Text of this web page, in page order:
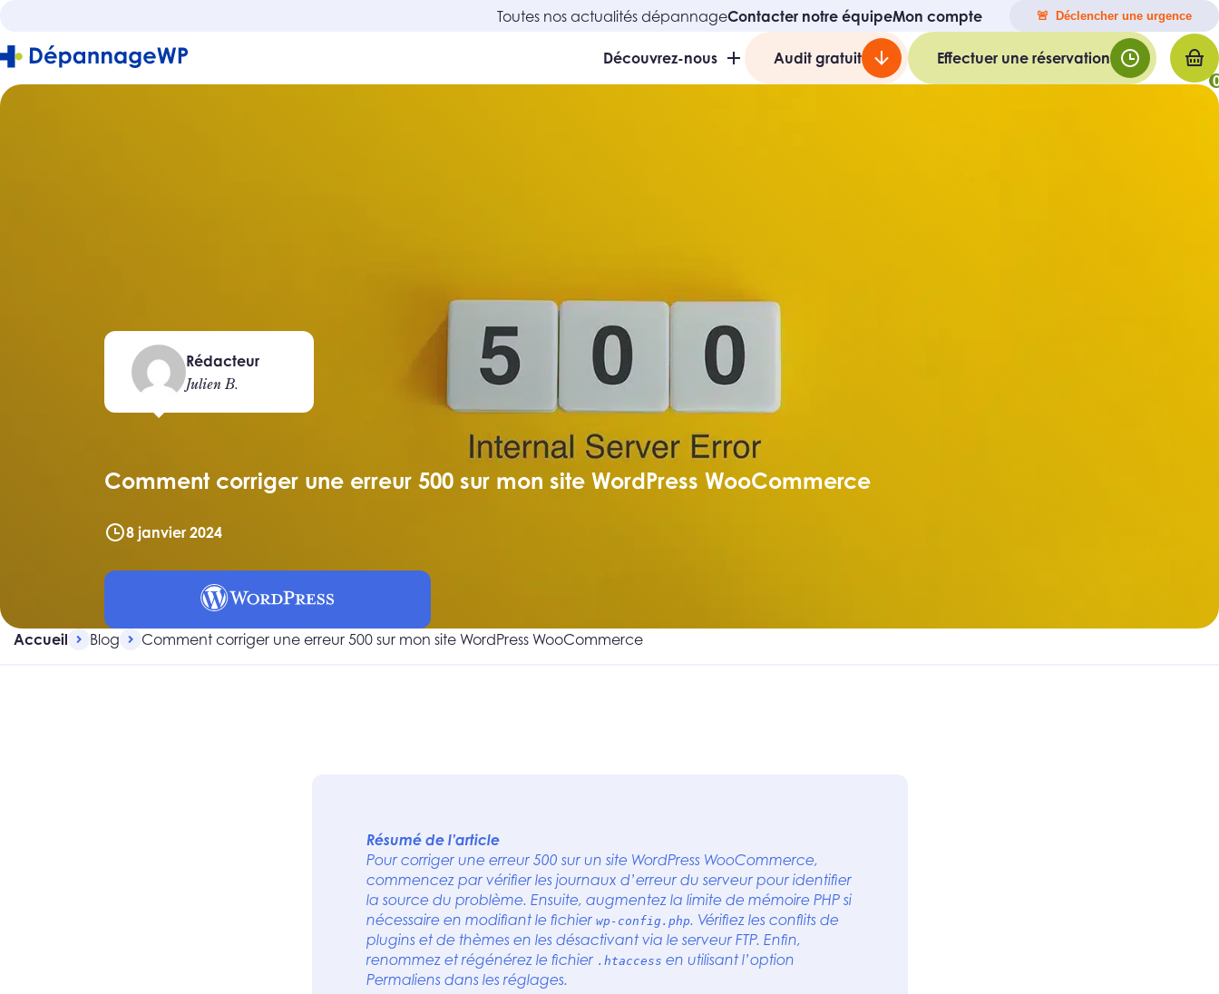
Toutes nos actualités dépannageContacter notre équipeMon compte 🚨 Déclencher une urgence
Découvrez-nous Audit gratuit
Effectuer une réservation
Rédacteur
Julien B.
Comment corriger une erreur 500 sur mon site WordPress WooCommerce
8 janvier 2024
Accueil Blog Comment corriger une erreur 500 sur mon site WordPress WooCommerce
Résumé de l’article
Pour corriger une erreur 500 sur un site WordPress WooCommerce,
commencez par vérifier les journaux d’erreur du serveur pour identifier
la source du problème. Ensuite, augmentez la limite de mémoire PHP si
nécessaire en modifiant le fichier wp-config.php. Vérifiez les conflits de
plugins et de thèmes en les désactivant via le serveur FTP. Enfin,
renommez et régénérez le fichier .htaccess en utilisant l’option
Permaliens dans les réglages.